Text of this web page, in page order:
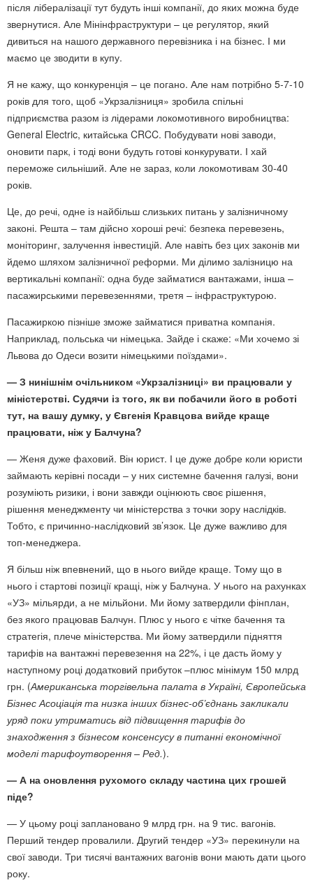
після лібералізації тут будуть інші компанії, до яких можна буде
звернутися. Але Мінінфраструктури – це регулятор, який
дивиться на нашого державного перевізника і на бізнес. І ми
маємо це зводити в купу.
Я не кажу, що конкуренція – це погано. Але нам потрібно 5-7-10
років для того, щоб «Укрзалізниця» зробила спільні
підприємства разом із лідерами локомотивного виробництва:
General Electric, китайська CRCC. Побудувати нові заводи,
оновити парк, і тоді вони будуть готові конкурувати. І хай
переможе сильніший. Але не зараз, коли локомотивам 30-40
років.
Це, до речі, одне із найбільш слизьких питань у залізничному
законі. Решта – там дійсно хороші речі: безпека перевезень,
моніторинг, залучення інвестицій. Але навіть без цих законів ми
йдемо шляхом залізничної реформи. Ми ділимо залізницю на
вертикальні компанії: одна буде займатися вантажами, інша –
пасажирськими перевезеннями, третя – інфраструктурою.
Пасажиркою пізніше зможе займатися приватна компанія.
Наприклад, польська чи німецька. Зайде і скаже: «Ми хочемо зі
Львова до Одеси возити німецькими поїздами».
— З нинішнім очільником «Укрзалізниці» ви працювали у
міністерстві. Судячи із того, як ви побачили його в роботі
тут, на вашу думку, у Євгенія Кравцова вийде краще
працювати, ніж у Балчуна?
— Женя дуже фаховий. Він юрист. І це дуже добре коли юристи
займають керівні посади – у них системне бачення галузі, вони
розуміють ризики, і вони завжди оцінюють своє рішення,
рішення менеджменту чи міністерства з точки зору наслідків.
Тобто, є причинно-наслідковий зв’язок. Це дуже важливо для
топ-менеджера.
Я більш ніж впевнений, що в нього вийде краще. Тому що в
нього і стартові позиції кращі, ніж у Балчуна. У нього на рахунках
«УЗ» мільярди, а не мільйони. Ми йому затвердили фінплан,
без якого працював Балчун. Плюс у нього є чітке бачення та
стратегія, плече міністерства. Ми йому затвердили підняття
тарифів на вантажні перевезення на 22%, і це дасть йому у
наступному році додатковий прибуток –плюс мінімум 150 млрд
грн. (Американська торгівельна палата в Україні, Європейська
Бізнес Асоціація та низка інших бізнес-об’єднань закликали
уряд поки утриматись від підвищення тарифів до
знаходження з бізнесом консенсусу в питанні економічної
моделі тарифоутворення – Ред.).
— А на оновлення рухомого складу частина цих грошей
піде?
— У цьому році заплановано 9 млрд грн. на 9 тис. вагонів.
Перший тендер провалили. Другий тендер «УЗ» перекинули на
свої заводи. Три тисячі вантажних вагонів вони мають дати цього
року.